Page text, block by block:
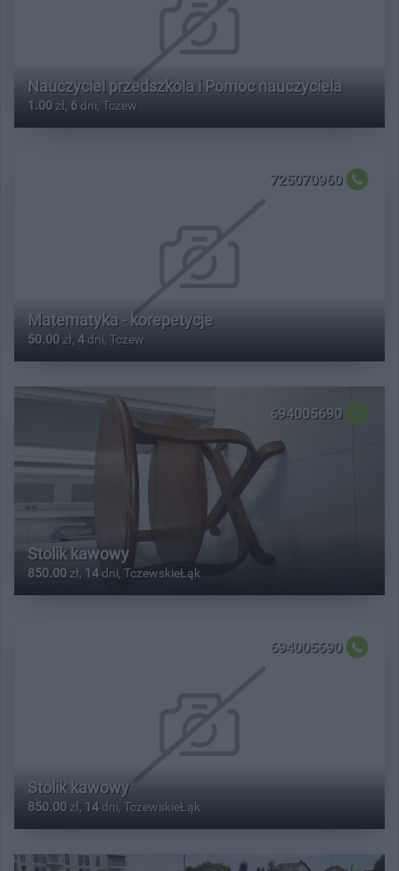
Nauczyciel przedszkola i Pomoc nauczyciela
1.00 zł, 6 dni, Tczew
725070960
Matematyka - korepetycje
50.00 zł, 4dni, Tczew
694005690
Stolik kawowy
850.00 zł, 14 dni, TczewskieŁąk
694005690
Stolik kawowy
850.00 zł, 14dni, TczewskieŁąk